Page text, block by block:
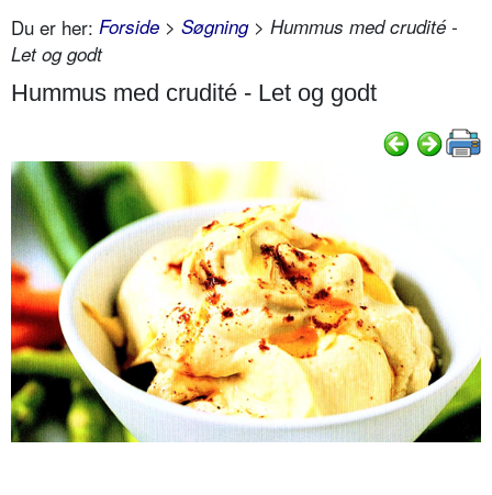
Du er her: Forside > Søgning> Hummus med crudité -
Let og godt
Hummus med crudité - Let og godt